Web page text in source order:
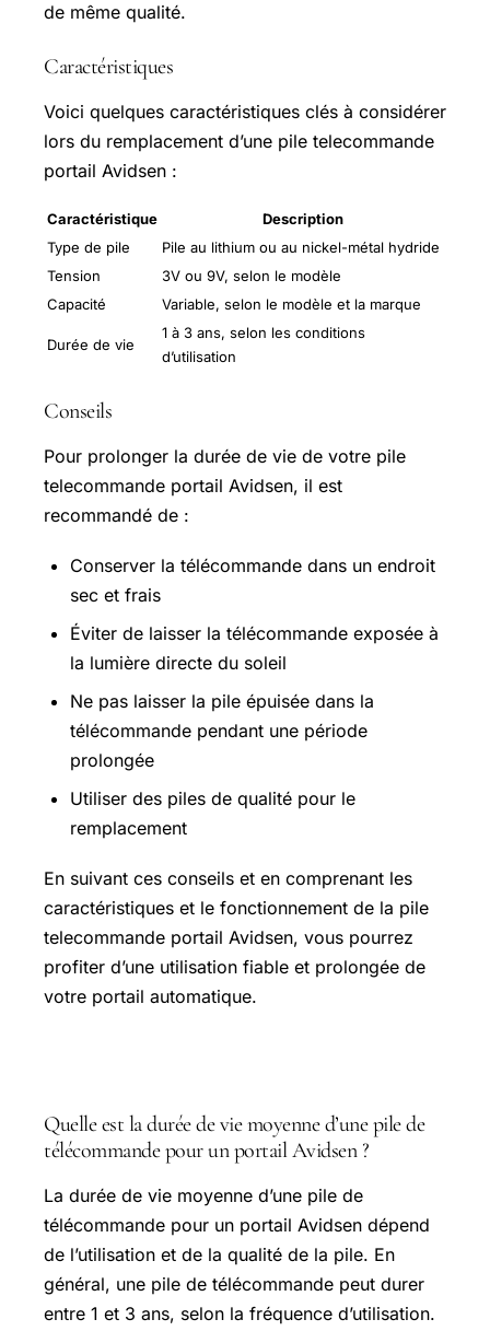
de même qualité.
Caractéristiques
Voici quelques caractéristiques clés à considérer
lors du remplacement d’une pile telecommande
portail Avidsen :
Caractéristique
Description
Type de pile
Pile au lithium ou au nickel-métal hydride
Tension
3V ou 9V, selon le modèle
Capacité
Variable, selon le modèle et la marque
Durée de vie
1 à 3 ans, selon les conditions
d’utilisation
Conseils
Pour prolonger la durée de vie de votre pile
telecommande portail Avidsen, il est
recommandé de :
Conserver la télécommande dans un endroit
sec et frais
Éviter de laisser la télécommande exposée à
la lumière directe du soleil
Ne pas laisser la pile épuisée dans la
télécommande pendant une période
prolongée
Utiliser des piles de qualité pour le
remplacement
En suivant ces conseils et en comprenant les
caractéristiques et le fonctionnement de la pile
telecommande portail Avidsen, vous pourrez
profiter d’une utilisation fiable et prolongée de
votre portail automatique.
Quelle est la durée de vie moyenne d’une pile de
télécommande pour un portail Avidsen ?
La durée de vie moyenne d’une pile de
télécommande pour un portail Avidsen dépend
de l’utilisation et de la qualité de la pile. En
général, une pile de télécommande peut durer
entre 1 et 3 ans, selon la fréquence d’utilisation.